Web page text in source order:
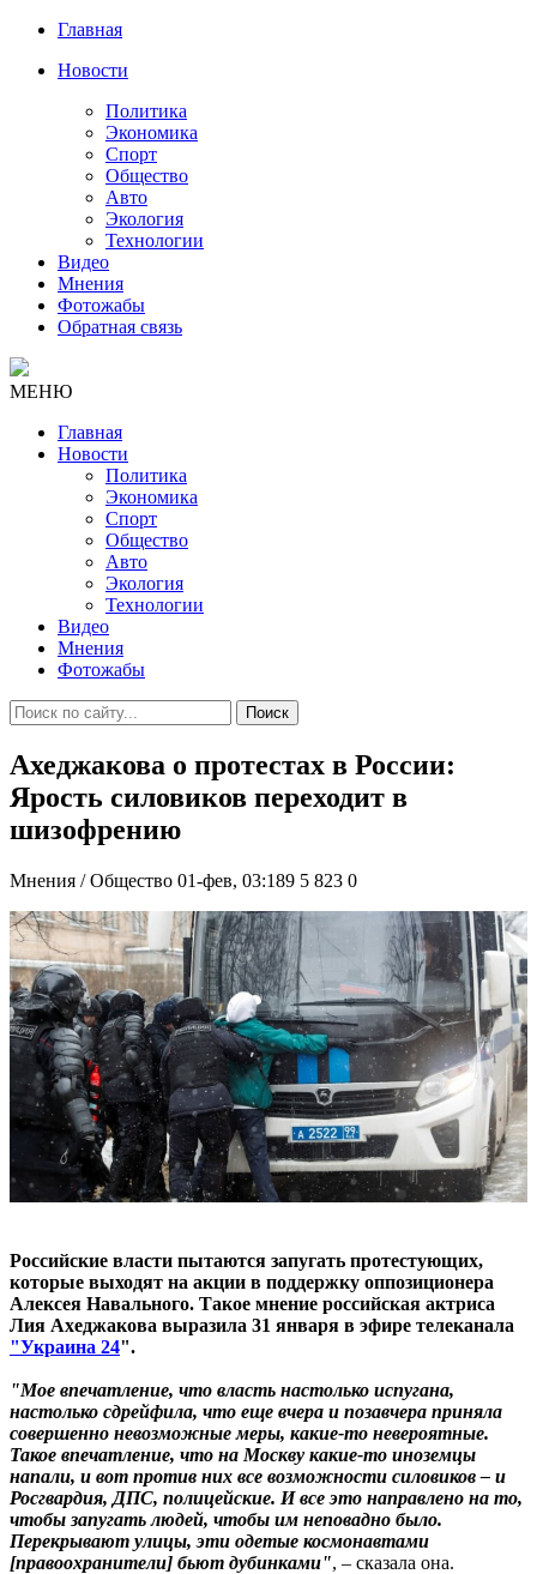
Главная
Новости
Политика
Экономика
Спорт
Общество
Авто
Экология
Технологии
Видео
Мнения
Фотожабы
Обратная связь
МЕНЮ
Главная
Новости
Политика
Экономика
Спорт
Общество
Авто
Экология
Технологии
Видео
Мнения
Фотожабы
Поиск
Ахеджакова о протестах в России:
Ярость силовиков переходит в
шизофрению
Мнения / Общество 01-фев, 03:189 5 823 0
Российские власти пытаются запугать протестующих,
которые выходят на акции в поддержку оппозиционера
Алексея Навального. Такое мнение российская актриса
Лия Ахеджакова выразила 31 января в эфире телеканала
"Украина 24".
"Мое впечатление, что власть настолько испугана,
настолько сдрейфила, что еще вчера и позавчера приняла
совершенно невозможные меры, какие-то невероятные.
Такое впечатление, что на Москву какие-то иноземцы
напали, и вот против них все возможности силовиков – и
Росгвардия, ДПС, полицейские. И все это направлено на то,
чтобы запугать людей, чтобы им неповадно было.
Перекрывают улицы, эти одетые космонавтами
[правоохранители] бьют дубинками", – сказала она.